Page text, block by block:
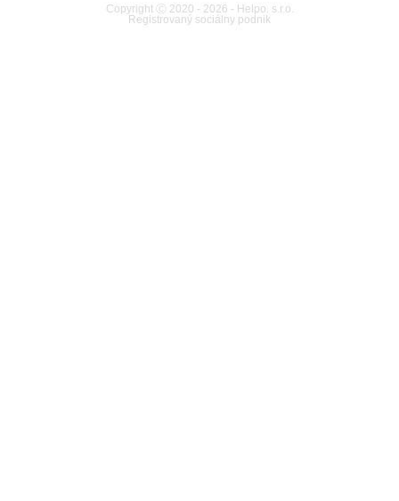
Copyright Ⓒ 2020 - 2026 - Helpo. s.r.o.
Registrovaný sociálny podnik